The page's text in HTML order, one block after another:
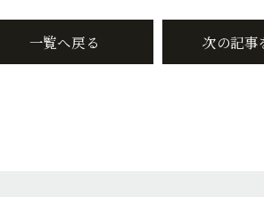
一覧へ戻る 次の記事